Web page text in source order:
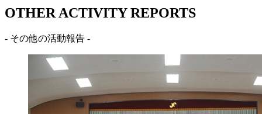
OTHER ACTIVITY REPORTS
- その他の活動報告 -